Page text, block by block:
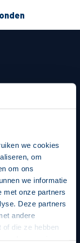
we cookies
om
om ons
we informatie
met onze partners
Deze partners
andere
die ze hebben